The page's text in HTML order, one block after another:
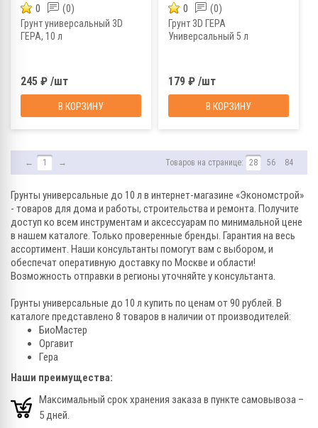
0 (0)
Грунт универсальный 3D
ГЕРА, 10 л
245 ₽ /шт
В КОРЗИНУ
0 (0)
Грунт 3D ГЕРА
Универсальный 5 л
179 ₽ /шт
В КОРЗИНУ
← 1 → Товаров на странице: 28 56 84
Грунты универсальные до 10 л в интернет-магазине «Экономстрой»
- товаров для дома и работы, строительства и ремонта. Получите
доступ ко всем инструментам и аксессуарам по минимальной цене
в нашем каталоге. Только проверенные бренды. Гарантия на весь
ассортимент. Наши консультанты помогут вам с выбором, и
обеспечат оперативную доставку по Москве и области!
Возможность отправки в регионы уточняйте у консультанта.
Грунты универсальные до 10 л купить по ценам от 90 рублей. В
каталоге представлено 8 товаров в наличии от производителей:
БиоМастер
Оргавит
Гера
Наши преимущества:
Максимальный срок хранения заказа в пункте самовывоза –
5 дней.